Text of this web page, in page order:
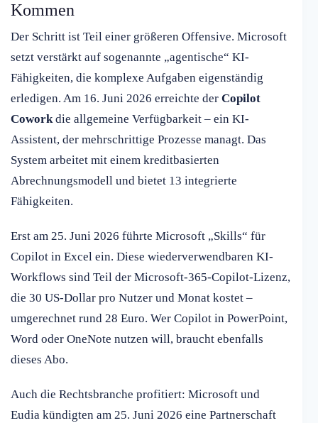
Kommen
Der Schritt ist Teil einer größeren Offensive. Microsoft
setzt verstärkt auf sogenannte „agentische“ KI-
Fähigkeiten, die komplexe Aufgaben eigenständig
erledigen. Am 16. Juni 2026 erreichte der Copilot
Coworkdie allgemeine Verfügbarkeit – ein KI-
Assistent, der mehrschrittige Prozesse managt. Das
System arbeitet mit einem kreditbasierten
Abrechnungsmodell und bietet 13 integrierte
Fähigkeiten.
Erst am 25. Juni 2026 führte Microsoft „Skills“ für
Copilot in Excel ein. Diese wiederverwendbaren KI-
Workflows sind Teil der Microsoft-365-Copilot-Lizenz,
die 30 US-Dollar pro Nutzer und Monat kostet –
umgerechnet rund 28 Euro. Wer Copilot in PowerPoint,
Word oder OneNote nutzen will, braucht ebenfalls
dieses Abo.
Auch die Rechtsbranche profitiert: Microsoft und
Eudia kündigten am 25. Juni 2026 eine Partnerschaft